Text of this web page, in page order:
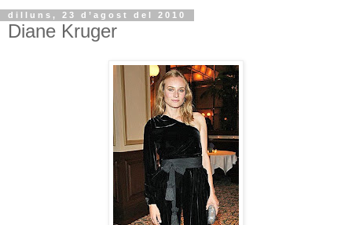
dilluns, 23 d’agost del 2010
Diane Kruger